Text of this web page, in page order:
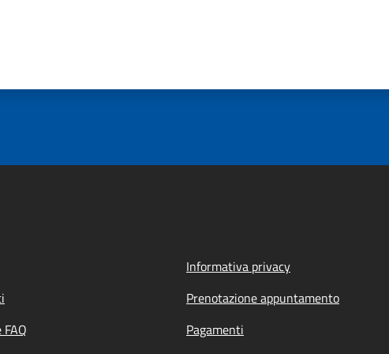
Informativa privacy
Prenotazione appuntamento
Pagamenti